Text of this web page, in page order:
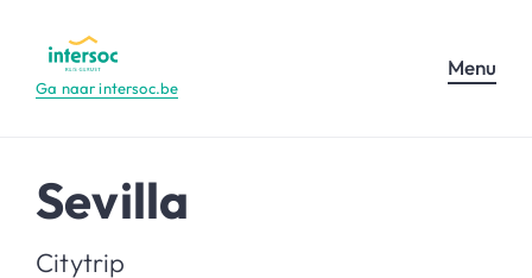
Ga naar intersoc.be
Menu
Sevilla
Citytrip